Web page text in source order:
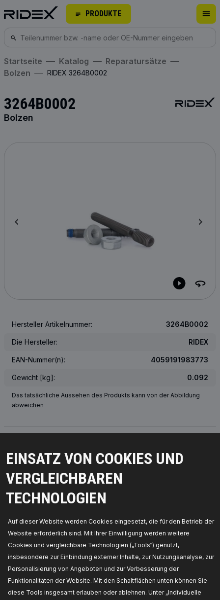
PRODUKTE
EINSATZ VON COOKIES UND
VERGLEICHBAREN
TECHNOLOGIEN
Auf dieser Website werden Cookies eingesetzt, die für den Betrieb der
Website erforderlich sind. Mit Ihrer Einwilligung werden weitere
Cookies und vergleichbare Technologien („Tools“) genutzt,
insbesondere zur Einbindung externer Inhalte, zur Nutzungsanalyse, zur
Personalisierung von Angeboten und zur Verbesserung der
Funktionalitäten der Website. Mit den Schaltflächen unten können Sie
diese Tools insgesamt erlauben oder ablehnen. Unter „Individuelle
Startseite Katalog
Reparatursätze
Bolzen
RIDEX 3264B0002
3264B0002
Bolzen
Hersteller Artikelnummer: 3264B0002
Die Hersteller: RIDEX
EAN-Nummer(n): 4059191983773
Gewicht [kg]: 0.092
Das tatsächliche Aussehen des Produkts kann von der Abbildung
abweichen
MEISTVERKAUFTE PRODUKTE IN IHREM LAND